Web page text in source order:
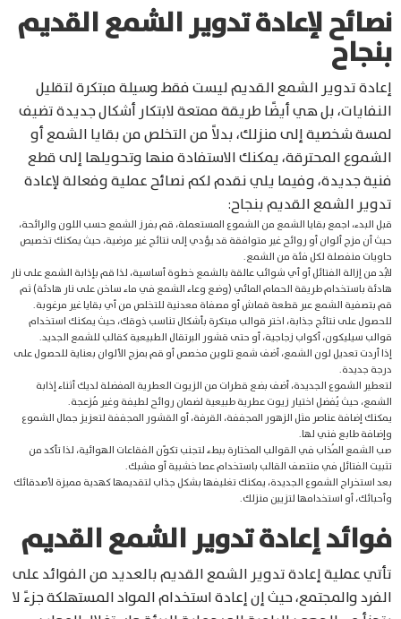
نصائح لإعادة تدوير الشمع القديم
بنجاح
إعادة تدوير الشمع القديم ليست فقط وسيلة مبتكرة لتقليل
النفايات، بل هي أيضًا طريقة ممتعة لابتكار أشكال جديدة تضيف
لمسة شخصية إلى منزلك، بدلاً من التخلص من بقايا الشمع أو
الشموع المحترقة، يمكنك الاستفادة منها وتحويلها إلى قطع
فنية جديدة، وفيما يلي نقدم لكم نصائح عملية وفعالة لإعادة
تدوير الشمع القديم بنجاح:
قبل البدء، اجمع بقايا الشمع من الشموع المستعملة، قم بفرز الشمع حسب اللون والرائحة،
حيث أن مزج ألوان أو روائح غير متوافقة قد يؤدي إلى نتائج غير مرضية، حيث يمكنك تخصيص
حاويات منفصلة لكل فئة من الشمع.
لابُد من إزالة الفتائل أو أي شوائب عالقة بالشمع خطوة أساسية، لذا قم بإذابة الشمع على نار
هادئة باستخدام طريقة الحمام المائي (وضع وعاء الشمع في ماء ساخن على نار هادئة) ثم
قم بتصفية الشمع عبر قطعة قماش أو مصفاة معدنية للتخلص من أي بقايا غير مرغوبة.
للحصول على نتائج جذابة، اختر قوالب مبتكرة بأشكال تناسب ذوقك، حيث يمكنك استخدام
قوالب سيليكون، أكواب زجاجية، أو حتى قشور البرتقال الطبيعية كقالب للشمع الجديد.
إذا أردت تعديل لون الشمع، أضف شمع تلوين مخصص أو قم بمزج الألوان بعناية للحصول على
درجة جديدة.
لتعطير الشموع الجديدة، أضف بضع قطرات من الزيوت العطرية المفضلة لديك أثناء إذابة
الشمع، حيث يُفضل اختيار زيوت عطرية طبيعية لضمان روائح لطيفة وغير مُزعجة.
يمكنك إضافة عناصر مثل الزهور المجففة، القرفة، أو القشور المجففة لتعزيز جمال الشموع
وإضافة طابع فني لها.
صب الشمع المُذاب في القوالب المختارة ببطء لتجنب تكوّن الفقاعات الهوائية، لذا تأكد من
تثبيت الفتائل في منتصف القالب باستخدام عصا خشبية أو مشبك.
بعد استخراج الشموع الجديدة، يمكنك تغليفها بشكل جذاب لتقديمها كهدية مميزة لأصدقائك
وأحبائك، أو استخدامها لتزيين منزلك.
فوائد إعادة تدوير الشمع القديم
تأتي عملية إعادة تدوير الشمع القديم بالعديد من الفوائد على
الفرد والمجتمع، حيث إن إعادة استخدام المواد المستهلكة جزءً لا